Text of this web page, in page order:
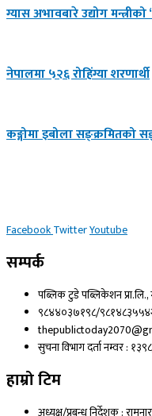
ग्यास अभावबारे उद्योग मन्त्रीको
नेपालमा ५२६ रोहिंग्या शरणार्थी
कङ्गोमा इबोला सङ्क्रमितको
FacebookTwitterYoutube
सम्पर्क
पब्लिक टुडे पब्लिकेशन प्रा.लि.,
९८४४०३७१९८/
सुचना विभाग दर्ता नम्वर :
हाम्रो टिम